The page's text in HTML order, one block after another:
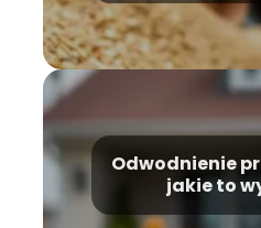
Odwodnienie
jakie to